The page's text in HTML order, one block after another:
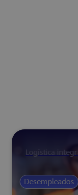
Logística
Desempleados